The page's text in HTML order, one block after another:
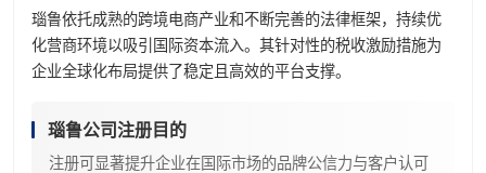
瑙鲁依托成熟的跨境电商产业和不断完善的法律框架，持续优
化营商环境以吸引国际资本流入。其针对性的税收激励措施为
企业全球化布局提供了稳定且高效的平台支撑。
瑙鲁公司注册目的
注册可显著提升企业在国际市场的品牌公信力与客户认可